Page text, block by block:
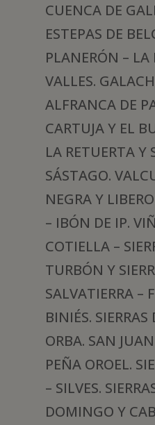
CUENCA DE
ESTEPAS DE
PLANERÓN –
VALLES.
ALFRANCA DE
CARTUJA Y EL
LA RETUERTA Y
SÁSTAGO.
NEGRA Y
– IBÓN DE IP.
COTIELLA –
TURBÓN Y
SALVATIERRA –
BINIÉS. SIERRAS
ORBA. SAN
PEÑA OROEL.
– SILVES.
DOMINGO Y